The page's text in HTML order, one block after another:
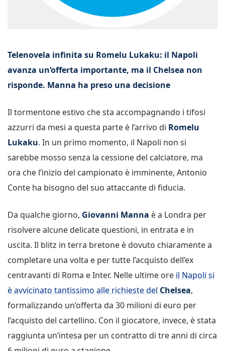
Telenovela infinita su Romelu Lukaku: il Napoli
avanza un’offerta importante, ma il Chelsea non
risponde. Manna ha preso una decisione
Il tormentone estivo che sta accompagnando i tifosi
azzurri da mesi a questa parte è l’arrivo di Romelu
Lukaku. In un primo momento, il Napoli non si
sarebbe mosso senza la cessione del calciatore, ma
ora che l’inizio del campionato è imminente, Antonio
Conte ha bisogno del suo attaccante di fiducia.
Da qualche giorno, Giovanni Manna è a Londra per
risolvere alcune delicate questioni, in entrata e in
uscita. Il blitz in terra bretone è dovuto chiaramente a
completare una volta e per tutte l’acquisto dell’ex
centravanti di Roma e Inter. Nelle ultime ore il Napoli si
è avvicinato tantissimo alle richieste del Chelsea,
formalizzando un’offerta da 30 milioni di euro per
l’acquisto del cartellino. Con il giocatore, invece, è stata
raggiunta un’intesa per un contratto di tre anni di circa